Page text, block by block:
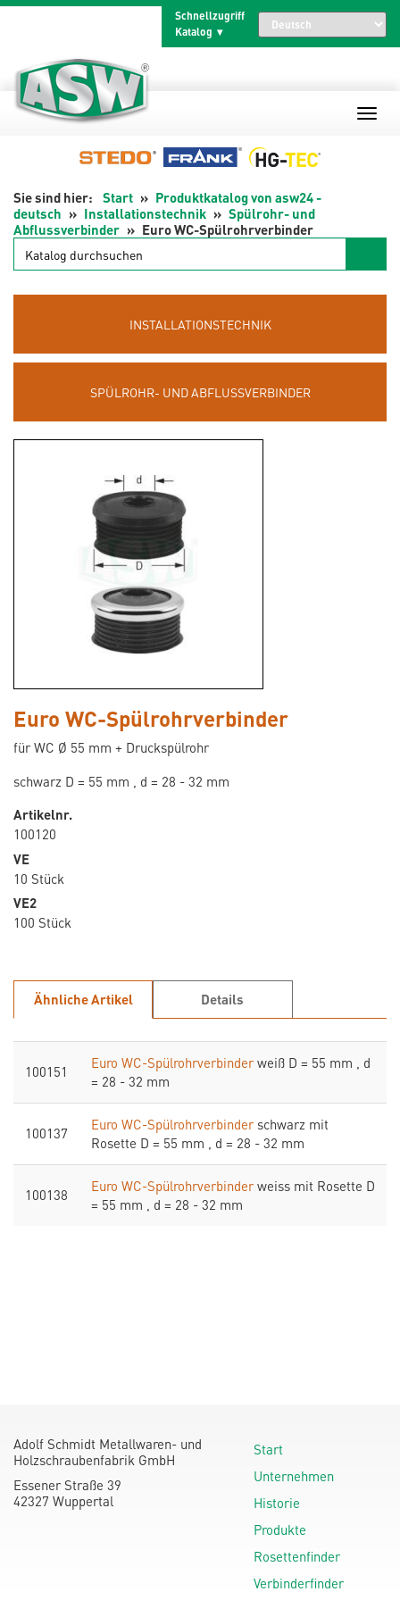
Schnellzugriff
Katalog
Start
Produktkatalog von asw24 -
deutsch
Installationstechnik
Spülrohr- und
Abflussverbinder
Euro WC-Spülrohrverbinder
Katalog
durchsuchen
INSTALLATIONSTECHNIK
SPÜLROHR- UND ABFLUSSVERBINDER
Euro WC-Spülrohrverbinder
für WC Ø 55 mm + Druckspülrohr
schwarz D = 55 mm , d = 28 - 32 mm
Artikelnr.
100120
VE
10 Stück
VE2
100 Stück
Ähnliche Artikel Details
100151 Euro WC-Spülrohrverbinder weiß D = 55 mm , d
= 28 - 32 mm
100137 Euro WC-Spülrohrverbinder schwarz mit
Rosette D = 55 mm , d = 28 - 32 mm
100138 Euro WC-Spülrohrverbinder weiss mit Rosette D
= 55 mm , d = 28 - 32 mm
Adolf Schmidt Metallwaren- und
Holzschraubenfabrik GmbH
Essener Straße 39
42327 Wuppertal
Start
Unternehmen
Historie
Produkte
Rosettenfinder
Verbinderfinder